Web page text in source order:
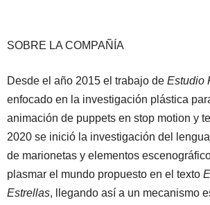
SOBRE LA COMPAÑÍA
Desde el año 2015 el trabajo de Estudio
enfocado en la investigación plástica
animación de puppets en stop motion y
2020 se inició la investigación del
de marionetas y elementos
plasmar el mundo propuesto en el texto
Estrellas, llegando así a un mecanismo